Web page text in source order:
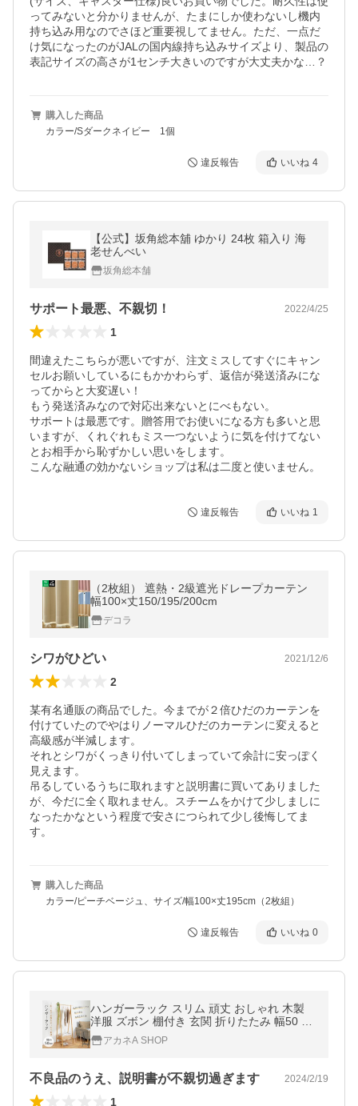
ってみないと分かりませんが、たまにしか使わないし機内
持ち込み用なのでさほど重要視してません。ただ、一点だ
け気になったのがJALの国内線持ち込みサイズより、製品の
表記サイズの高さが1センチ大きいのですが大丈夫かな…？
購入した商品
カラー/Sダークネイビー 1個
違反報告 いいね 4
【公式】坂角総本舖 ゆかり 24枚 箱入り 海
老せんべい
坂角総本舗
サポート最悪、不親切！ 2022/4/25
1
間違えたこちらが悪いですが、注文ミスしてすぐにキャン
セルお願いしているにもかかわらず、返信が発送済みにな
ってからと大変遅い！
もう発送済みなので対応出来ないとにべもない。
サポートは最悪です。贈答用でお使いになる方も多いと思
いますが、くれぐれもミス一つないように気を付けてない
とお相手から恥ずかしい思いをします。
こんな融通の効かないショップは私は二度と使いません。
違反報告 いいね 1
（2枚組） 遮熱・2級遮光ドレープカーテン
幅100×丈150/195/200cm
デコラ
シワがひどい 2021/12/6
2
某有名通販の商品でした。今までが２倍ひだのカーテンを
付けていたのでやはりノーマルひだのカーテンに変えると
高級感が半減します。
それとシワがくっきり付いてしまっていて余計に安っぽく
見えます。
吊るしているうちに取れますと説明書に買いてありました
が、今だに全く取れません。スチームをかけて少しましに
なったかなという程度で安さにつられて少し後悔してま
す。
購入した商品
カラー/ピーチベージュ、サイズ/幅100×丈195cm（2枚組）
違反報告 いいね 0
ハンガーラック スリム 頑丈 おしゃれ 木製
洋服 ズボン 棚付き 玄関 折りたたみ 幅50 大
容量 収納 コーナーハンガーラック コンパク
ト シンプル 奥行45
アカネA SHOP
不良品のうえ、説明書が不親切過ぎます 2024/2/19
1